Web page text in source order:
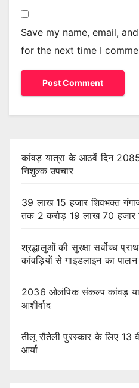
Save my name, email,
for the next time I
कांवड़ यात्रा के आठवें दिन
निशुल्क उपचार
39 लाख 15 हजार शिवभक्त
तक 2 करोड़ 19 लाख 70 हजार
श्रद्धालुओं की सुरक्षा सर्वोच्च
कांवड़ियों से गाइडलाइन का
2036 ओलंपिक संकल्प कांवड़
आशीर्वाद
तीलू रौतेली पुरस्कार के लिए 13
आर्या